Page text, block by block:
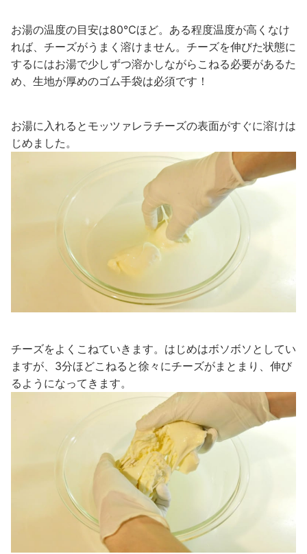
お湯の温度の目安は80℃ほど。ある程度温度が高くなけ
れば、チーズがうまく溶けません。チーズを伸びた状態に
するにはお湯で少しずつ溶かしながらこねる必要があるた
め、生地が厚めのゴム手袋は必須です！
お湯に入れるとモッツァレラチーズの表面がすぐに溶けは
じめました。
チーズをよくこねていきます。はじめはボソボソとしてい
ますが、3分ほどこねると徐々にチーズがまとまり、伸び
るようになってきます。